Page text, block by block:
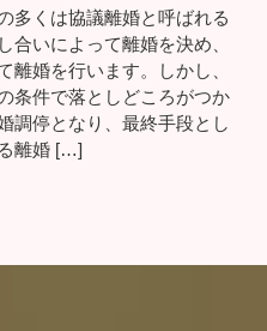
多くは協議離婚と呼ばれる
合いによって離婚を決め、
離婚を行います。しかし、
条件で落としどころがつか
調停となり、最終手段とし
離婚 […]